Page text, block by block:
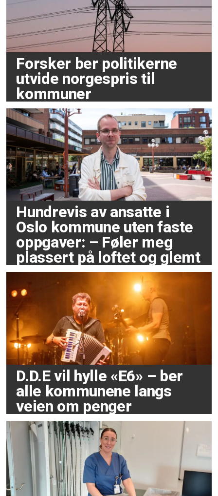
Forsker ber politikerne
utvide norgespris til
kommuner
Hundrevis av ansatte i
Oslo kommune uten faste
oppgaver: – Føler meg
plassert på loftet og glemt
D.D.E vil hylle «E6» – ber
alle kommunene langs
veien om penger